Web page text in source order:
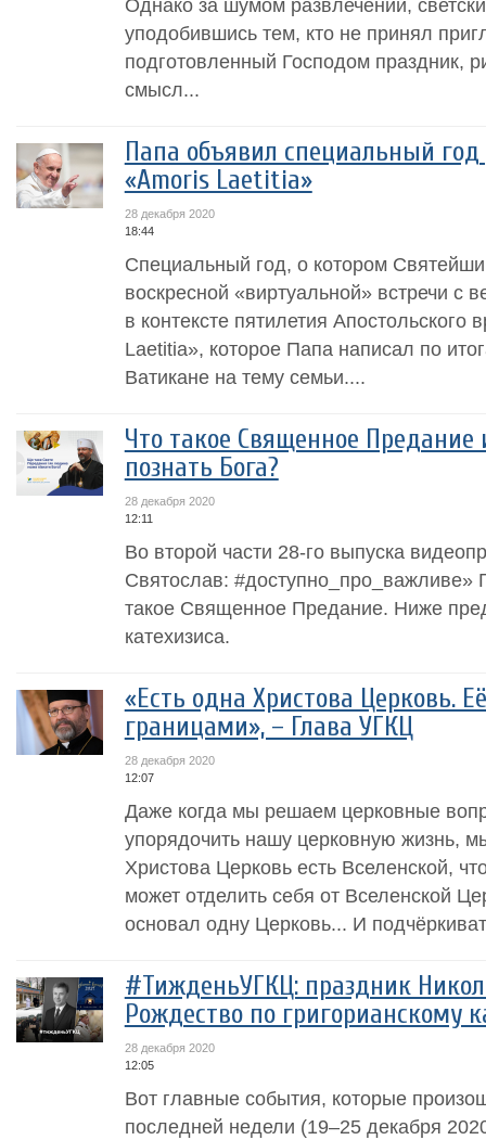
Однако за шумом развлечений,
уподобившись тем, кто не принял
подготовленный Господом праздник,
смысл...
Папа объявил специальный
«Amoris Laetitia»
28 декабря 2020
18:44
Специальный год, о котором
воскресной «виртуальной» встречи с
в контексте пятилетия Апостольского
Laetitia», которое Папа написал по
Ватикане на тему семьи....
Что такое Священное Предание
познать Бога?
28 декабря 2020
12:11
Во второй части 28-го выпуска
Святослав: #доступно_про_важливе»
такое Священное Предание. Ниже
катехизиса.
«Есть одна Христова Церковь.
границами», – Глава УГКЦ
28 декабря 2020
12:07
Даже когда мы решаем церковные
упорядочить нашу церковную жизнь,
Христова Церковь есть Вселенской,
может отделить себя от Вселенской
основал одну Церковь... И
#ТижденьУГКЦ: праздник
Рождество по григорианскому
28 декабря 2020
12:05
Вот главные события, которые
последней недели (19–25 декабря